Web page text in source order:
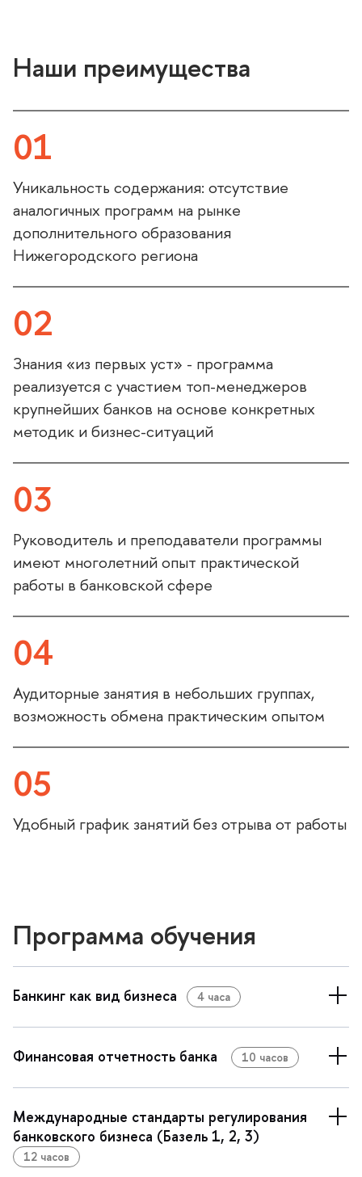
Наши преимущества
01
Уникальность содержания: отсутствие
аналогичных программ на рынке
дополнительного образования
Нижегородского региона
02
Знания «из первых уст» - программа
реализуется с участием топ-менеджеро
крупнейших банков на основе конкретных
методик и бизнес-ситуаций
03
Руководитель и преподаватели программы
имеют многолетний опыт практической
работы в банковской сфере
04
Аудиторные занятия в небольших группах,
озможность обмена практическим опытом
05
Удобный график занятий без отрыва от работы
Программа обучения
Банкинг как вид бизнеса 4 часа
Финансовая отчетность банка 10 часо
Международные стандарты регулирования
анковского бизнеса (Базель 1, 2, 3)
12 часо